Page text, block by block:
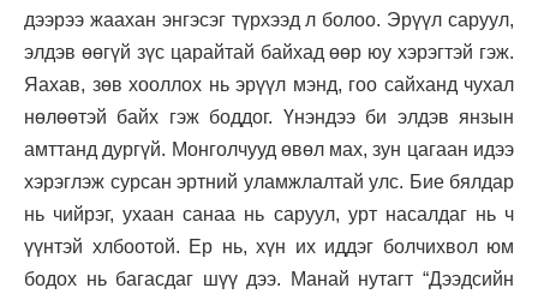
дээрээ жаахан энгэсэг түрхээд л болоо. Эрүүл саруул,
элдэв өөгүй зүс царайтай байхад өөр юу хэрэгтэй гэж.
Яахав, зөв хооллох нь эрүүл мэнд, гоо сайханд чухал
нөлөөтэй байх гэж боддог. Үнэндээ би элдэв янзын
амттанд дургүй. Монголчууд өвөл мах, зун цагаан идээ
хэрэглэж сурсан эртний уламжлалтай улс. Бие бялдар
нь чийрэг, ухаан санаа нь саруул, урт насалдаг нь ч
үүнтэй хлбоотой. Ер нь, хүн их иддэг болчихвол юм
бодох нь багасдаг шүү дээ. Манай нутагт “Дээдсийн